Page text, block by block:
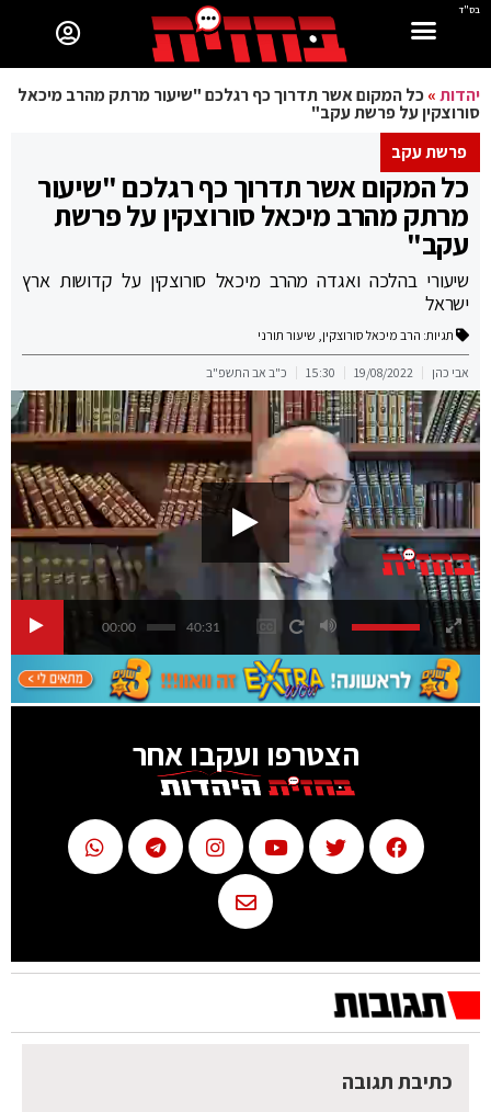
בס"ד
יהדות»כל המקום אשר תדרוך כף רגלכם "שיעור מרתק מהרב מיכאל
סורוצקין על פרשת עקב"
פרשת עקב
כל המקום אשר תדרוך כף רגלכם "שיעור
מרתק מהרב מיכאל סורוצקין על פרשת
עקב"
שיעורי בהלכה ואגדה מהרב מיכאל סורוצקין על קדושות ארץ
ישראל
תגיות: הרב מיכאל סורוצקין, שיעור תורני
אבי כהן 19/08/2022
15:30 כ"ב אב התשפ"ב
00:00 40:31
הצטרפו ועקבו אחר
כתיבת תגובה